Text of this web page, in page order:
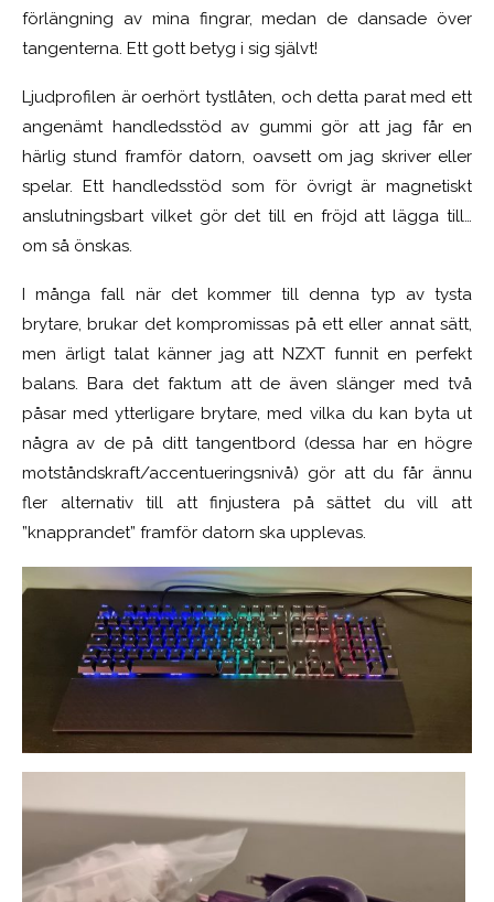
förlängning av mina fingrar, medan de dansade över
tangenterna. Ett gott betyg i sig självt!
Ljudprofilen är oerhört tystlåten, och detta parat med ett
angenämt handledsstöd av gummi gör att jag får en
härlig stund framför datorn, oavsett om jag skriver eller
spelar. Ett handledsstöd som för övrigt är magnetiskt
anslutningsbart vilket gör det till en fröjd att lägga till…
om så önskas.
I många fall när det kommer till denna typ av tysta
brytare, brukar det kompromissas på ett eller annat sätt,
men ärligt talat känner jag att NZXT funnit en perfekt
balans. Bara det faktum att de även slänger med två
påsar med ytterligare brytare, med vilka du kan byta ut
några av de på ditt tangentbord (dessa har en högre
motståndskraft/accentueringsnivå) gör att du får ännu
fler alternativ till att finjustera på sättet du vill att
”knapprandet” framför datorn ska upplevas.